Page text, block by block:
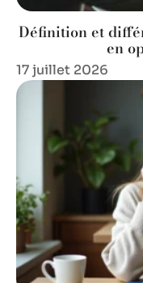
Définition et
en
17 juillet 2026